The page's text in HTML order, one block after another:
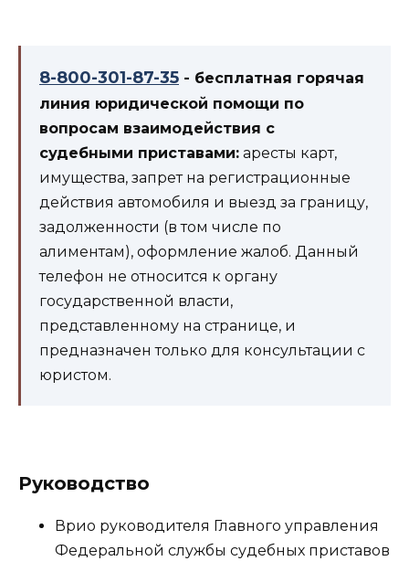
8-800-301-87-35 - бесплатная горячая
линия юридической помощи по
вопросам взаимодействия с
судебными приставами: аресты карт,
имущества, запрет на регистрационные
действия автомобиля и выезд за границу,
задолженности (в том числе по
алиментам), оформление жалоб. Данный
телефон не относится к органу
государственной власти,
представленному на странице, и
предназначен только для консультации с
юристом.
Руководство
Врио руководителя Главного управления
Федеральной службы судебных приставов